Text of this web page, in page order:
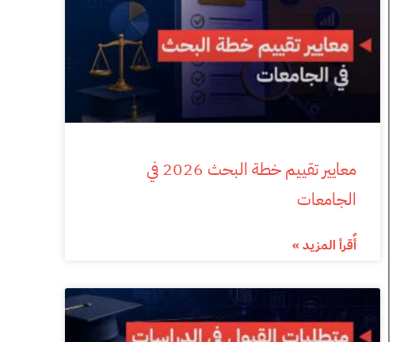
معايير تقييم خطة البحث 2026 في
الجامعات
أٌقرأ المزيد »